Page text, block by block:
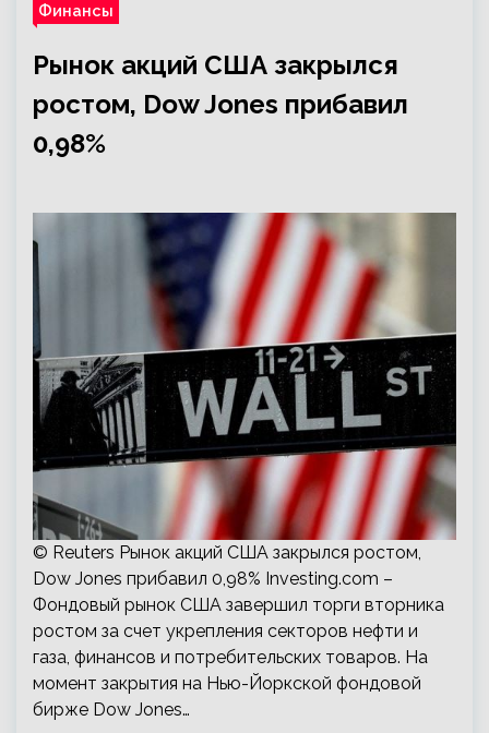
Финансы
Рынок акций США закрылся
ростом, Dow Jones прибавил
0,98%
© Reuters Рынок акций США закрылся ростом,
Dow Jones прибавил 0,98% Investing.com –
Фондовый рынок США завершил торги вторника
ростом за счет укрепления секторов нефти и
газа, финансов и потребительских товаров. На
момент закрытия на Нью-Йоркской фондовой
бирже Dow Jones…